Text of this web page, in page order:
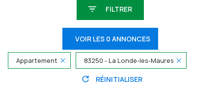
FILTRER
VOIR LES 0 ANNONCES
Appartement 83250 - La Londe-les-Maures
RÉINITIALISER